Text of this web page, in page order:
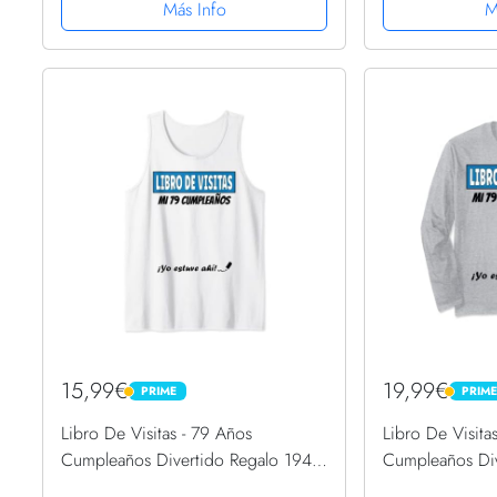
Más Info
15,99€ PRIME
PRIME
Libro De Visitas - 79 Años
Cumpleaños Divertido Regalo 1942
19,99€ PRIME
PRIME
Libro De
Cumpleaños